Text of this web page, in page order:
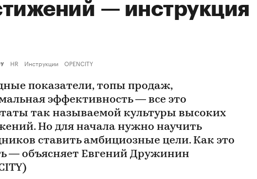
— инструкция
HR Инструкции OPENCITY
показатели, топы продаж,
эффективность — все это
так называемой культуры высоких
Но для начала нужно научить
ставить амбициозные цели. Как это
— объясняет Евгений Дружинин